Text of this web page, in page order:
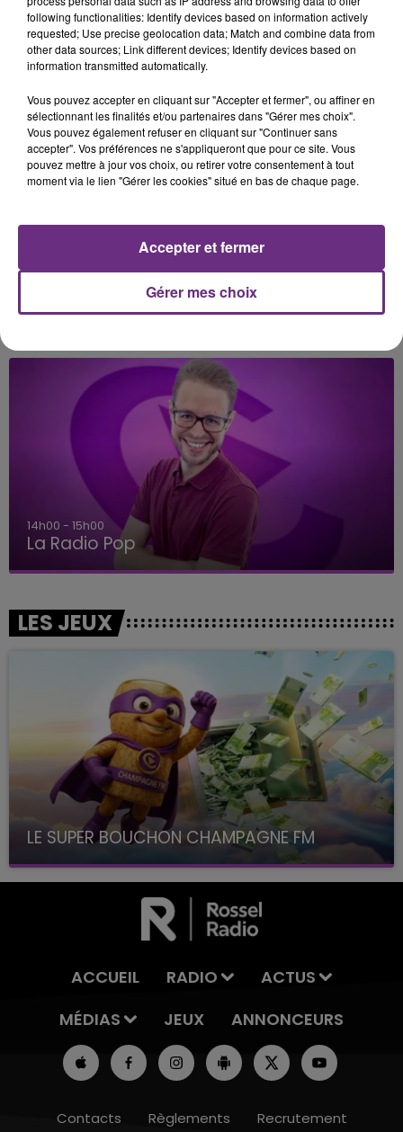
You Are Not Alone
MELODY
Mi Chico
5h47
5h47
BENSON BOONE
Beautiful Things
PIERRE DE MAERE
Je Pense A Vous
14h00 - 15h00
La Radio Pop
LES JEUX
LE SUPER BOUCHON CHAMPAGNE FM
avec La Famille Champagne FM, à 8H10
ACCUEIL RADIO
ACTUS
MÉDIAS
JEUX ANNONCEURS
Contacts Règlements Recrutement
following functionalities: Identify devices based on information actively
requested; Use precise geolocation data; Match and combine data from
other data sources; Link different devices; Identify devices based on
information transmitted automatically.
Vous pouvez accepter en cliquant sur "Accepter et fermer", ou affiner en
sélectionnant les finalités et/ou partenaires dans "Gérer mes choix".
Vous pouvez également refuser en cliquant sur "Continuer sans
accepter". Vos préférences ne s'appliqueront que pour ce site. Vous
pouvez mettre à jour vos choix, ou retirer votre consentement à tout
moment via le lien "Gérer les cookies" situé en bas de chaque page.
Gérer mes choix
Accepter et fermer